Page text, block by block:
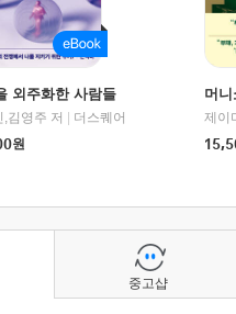
외주화한 사람들
,김영주 저
더스퀘어
원
머
중고샵